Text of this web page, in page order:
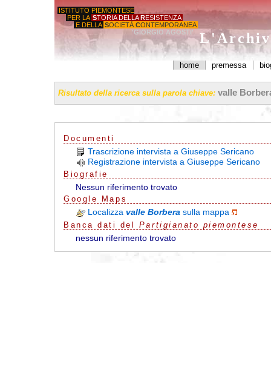
ISTITUTO PIEMONTESE
PER LA STORIA DELLA RESISTENZA
E DELLA SOCIETÀ CONTEMPORANEA
'GIORGIO AGOSTI'
home premessa
Risultato della ricerca sulla parola chiave: valle
Documenti
Trascrizione intervista a Giuseppe Sericano
Registrazione intervista a Giuseppe Sericano
Biografie
Nessun riferimento trovato
G oo g e Maps
Localizzavalle Borberasulla mappa
Banca dati del Partigianato piemontese
nessun riferimento trovato